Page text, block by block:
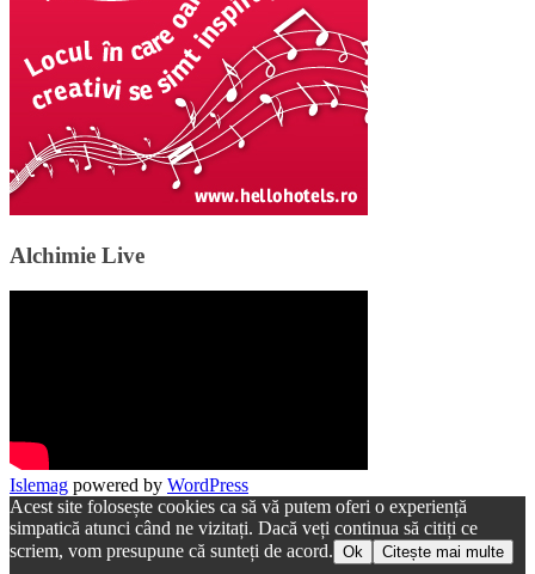
Alchimie Live
Islemag powered by WordPress
Acest site folosește cookies ca să vă putem oferi o experiență
simpatică atunci când ne vizitați. Dacă veți continua să citiți ce
scriem, vom presupune că sunteți de acord. Ok Citește mai multe